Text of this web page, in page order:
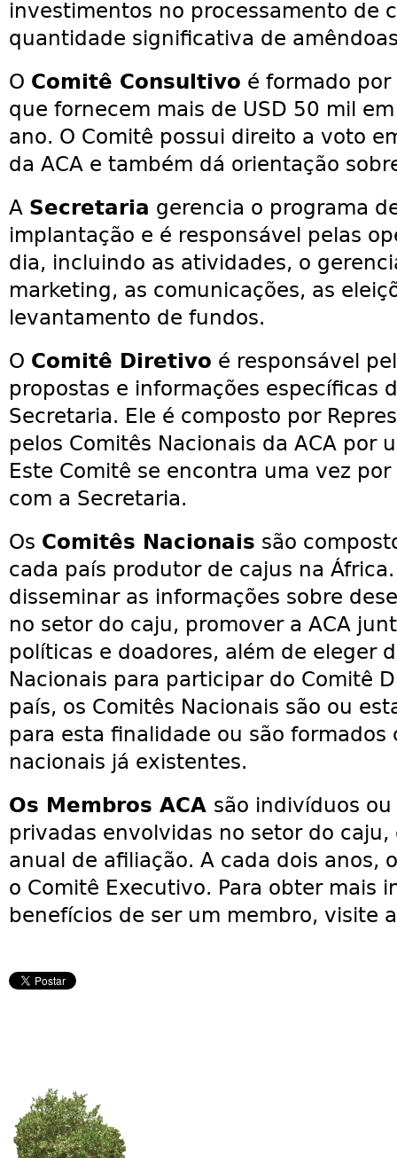
investimentos no processamento de
quantidade significativa de
O Comitê Consultivo é formado
que fornecem mais de USD 50 mil
ano. O Comitê possui direito a voto
da ACA e também dá orientação
A Secretaria gerencia o programa
implantação e é responsável pelas
dia, incluindo as atividades, o
marketing, as comunicações, as
levantamento de fundos.
O Comitê Diretivo é responsável
propostas e informações específicas
Secretaria. Ele é composto por
pelos Comitês Nacionais da ACA por
Este Comitê se encontra uma vez
com a Secretaria.
Os Comitês Nacionais são
cada país produtor de cajus na
disseminar as informações sobre
no setor do caju, promover a ACA
políticas e doadores, além de eleger
Nacionais para participar do Comitê
país, os Comitês Nacionais são ou
para esta finalidade ou são
nacionais já existentes.
Os Membros ACA são indivíduos
privadas envolvidas no setor do
anual de afiliação. A cada dois anos,
o Comitê Executivo. Para obter mais
benefícios de ser um membro, visite